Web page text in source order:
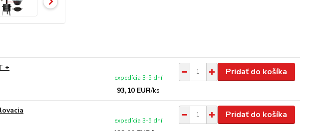
+
93,10 EUR/ks
expedícia 3-5 dní
Pridať do košíka
expedícia 3-5 dní
Pridať do košíka